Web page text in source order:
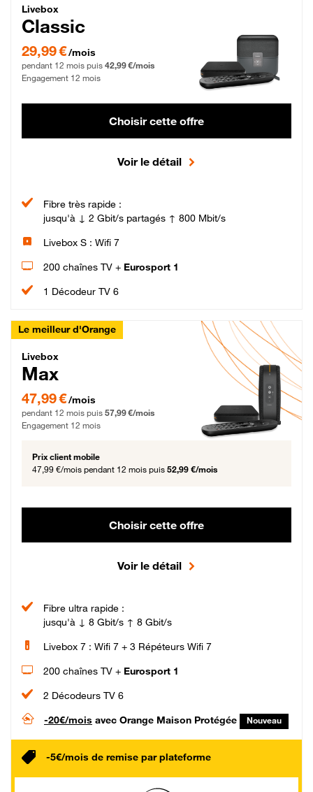
Livebox Classic Fibre
Livebox
Classic
29,99 € par mois pendant 12 mois puis 42,99 € par mois, Engagement 12 mois
29,99 €/mois
pendant 12 mois puis 42,99 €/mois
Engagement 12 mois
Choisir cette offre
Voir le détail
Fibre très rapide :
jusqu'à ↓ 2 Gbit/s partagés ↑ 800 Mbit/s
Livebox S : Wifi 7
200 chaînes TV + Eurosport 1
1 Décodeur TV 6
Le meilleur d'Orange
Livebox Max Fibre
Livebox
Max
47,99 € par mois pendant 12 mois puis 57,99 € par mois, Engagement 12 mois
47,99 €/mois
pendant 12 mois puis 57,99 €/mois
Engagement 12 mois
Prix client mobile
47,99 €/mois pendant 12 mois puis 52,99 €/mois
Choisir cette offre
Voir le détail
Fibre ultra rapide :
jusqu'à ↓ 8 Gbit/s ↑ 8 Gbit/s
Livebox 7 : Wifi 7 + 3 Répéteurs Wifi 7
200 chaînes TV + Eurosport 1
2 Décodeurs TV 6
-20€/mois avec Orange Maison Protégée Nouveau
-5€/mois de remise par plateforme